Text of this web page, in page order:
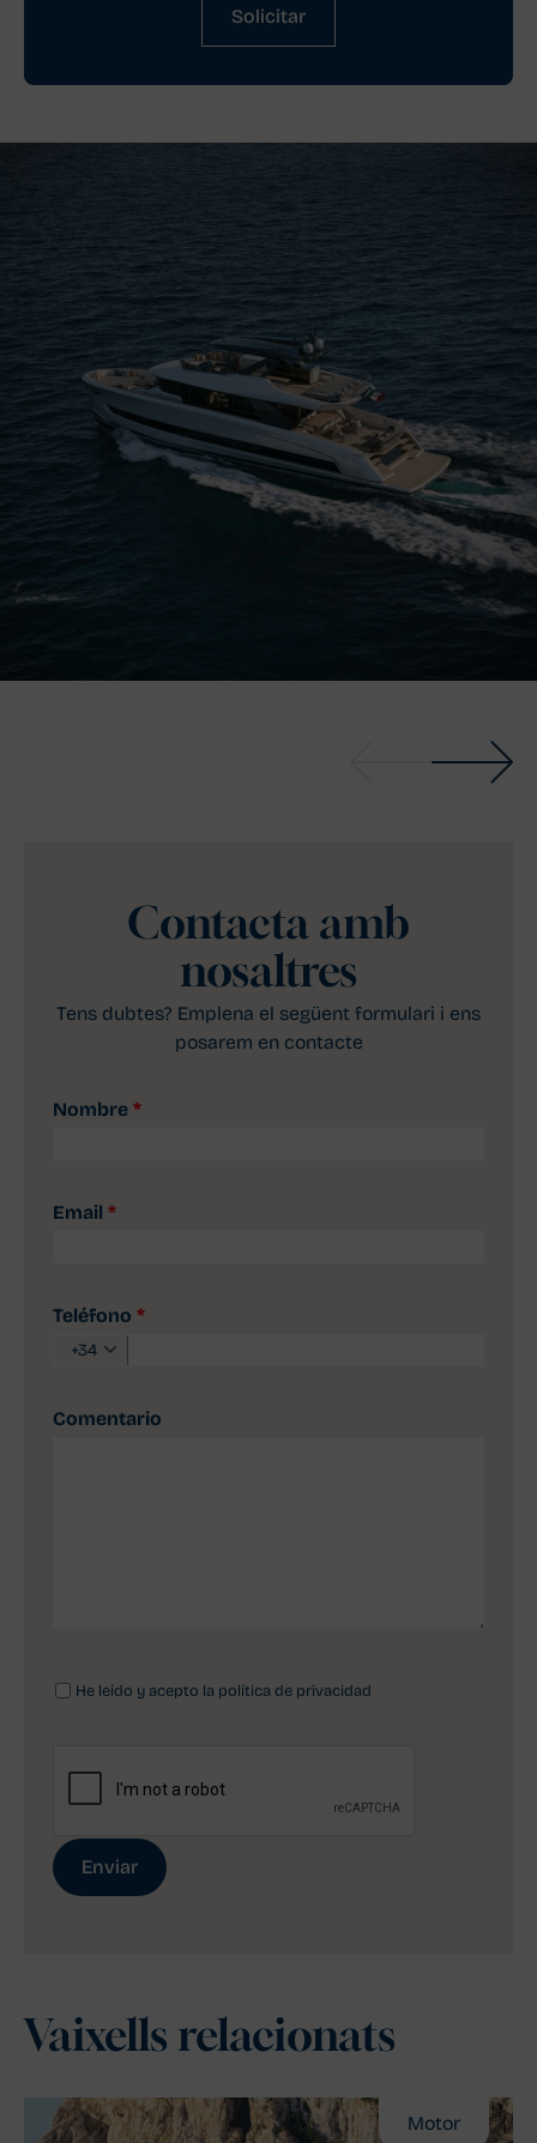
Solicitar
Contacta amb
nosaltres
Tens dubtes? Emplena el següent formulari i ens
posarem en contacte
Nombre *
Email *
Teléfono *
+34
Comentario
He leído y acepto la política de privacidad
Vaixells relacionats
Motor